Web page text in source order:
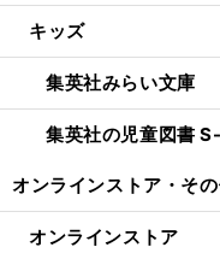
キッズ
集英社みらい文庫
集英社の児童図書
オンラインストア・ そ
オンラインストア